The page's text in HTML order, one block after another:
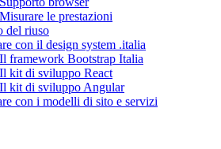
le prestazioni
del riuso
con il design system .italia
framework Bootstrap Italia
kit di sviluppo React
kit di sviluppo Angular
con i modelli di sito e servizi